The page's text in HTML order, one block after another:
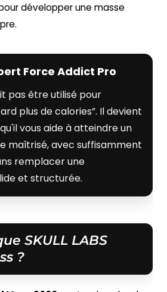
développer une masse
Force Addict Pro
pas être utilisé pour
plus de calories”. Il devient
vous aide à atteindre un
maîtrisé, avec suffisamment
remplacer une
et structurée.
SKULL LABS
?